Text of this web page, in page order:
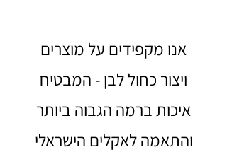
אנו מקפידים על מוצרים
ויצור כחול לבן - המבטיח
איכות ברמה הגבוה ביותר
והתאמה לאקלים הישראלי